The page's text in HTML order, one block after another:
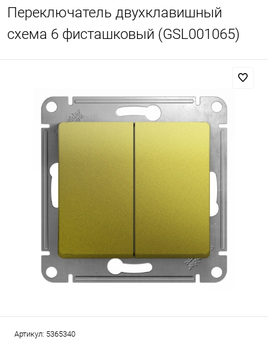
Переключатель двухклавишный
схема 6 фисташковый (GSL001065)
Артикул: 5365340